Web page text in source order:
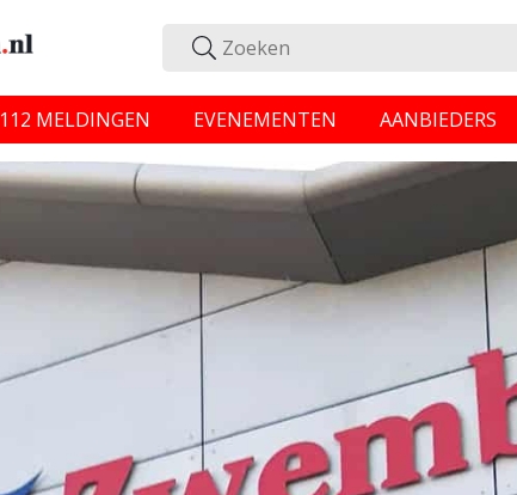
112 MELDINGEN EVENEMENTEN AANBIEDERS